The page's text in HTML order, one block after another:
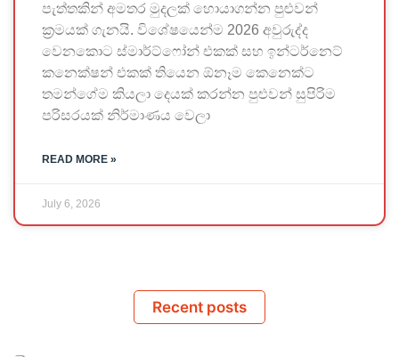
පැත්තකින් අමතර මුදලක් හොයාගන්න පුළුවන්
ක්‍රමයක් ගැනයි. විශේෂයෙන්ම 2026 අවුරුද්ද
වෙනකොට ස්මාර්ට්ෆෝන් එකක් සහ ඉන්ටර්නෙට්
කනෙක්ෂන් එකක් තියෙන ඕනෑම කෙනෙක්ට
තමන්ගේම කියලා දෙයක් කරන්න පුළුවන් සුපිරිම
පරිසරයක් නිර්මාණය වෙලා
READ MORE »
July 6, 2026
Recent posts